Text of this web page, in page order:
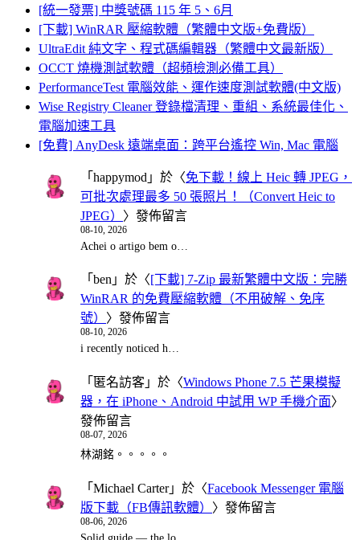
[統一發票] 中獎號碼 115 年 5、6月
[下載] WinRAR 壓縮軟體（繁體中文版+免費版）
UltraEdit 純文字、程式碼編輯器（繁體中文最新版）
OCCT 燒機測試軟體（超頻檢測必備工具）
PerformanceTest 電腦效能、運作速度測試軟體(中文版)
Wise Registry Cleaner 登錄檔清理、重組、系統最佳化、
電腦加速工具
[免費] AnyDesk 遠端桌面：跨平台遙控 Win, Mac 電腦
「 happymod 」於〈免下載！線上 Heic 轉 JPEG，
可批次處理最多 50 張照片！（Convert Heic to
JPEG） 〉發佈留言
08-10, 2026
Achei o artigo bem o…
「 ben 」於〈[下載] 7-Zip 最新繁體中文版：完勝
WinRAR 的免費壓縮軟體（不用破解、免序
號） 〉發佈留言
08-10, 2026
i recently noticed h…
「 匿名訪客 」於〈Windows Phone 7.5 芒果模擬
器，在 iPhone、Android 中試用 WP 手機介面〉
發佈留言
08-07, 2026
林湖銘。。。。。
「 Michael Carter」於〈Facebook Messenger 電腦
版下載（FB傳訊軟體） 〉發佈留言
08-06, 2026